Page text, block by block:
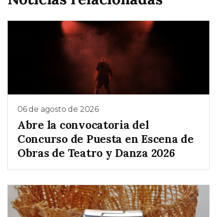
06 de agosto de 2026
Abre la convocatoria del
Concurso de Puesta en Escena de
Obras de Teatro y Danza 2026